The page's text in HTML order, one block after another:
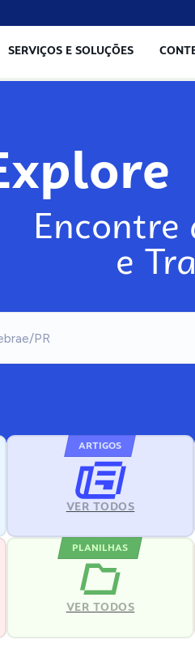
SERVIÇOS E SOLUÇÕES
Encontre
e
ARTIGOS
VER TODOS
PLANILHAS
VER TODOS